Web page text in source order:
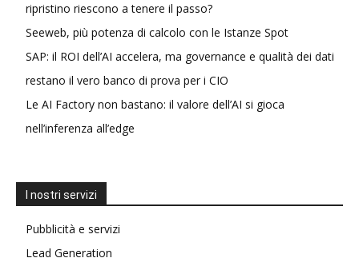
ripristino riescono a tenere il passo?
Seeweb, più potenza di calcolo con le Istanze Spot
SAP: il ROI dell’AI accelera, ma governance e qualità dei dati
restano il vero banco di prova per i CIO
Le AI Factory non bastano: il valore dell’AI si gioca
nell’inferenza all’edge
I nostri servizi
Pubblicità e servizi
Lead Generation